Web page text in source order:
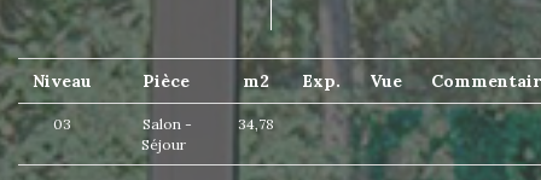
Niveau Pièce m2 Exp. Vue
03
Salon -
Séjour
34,78